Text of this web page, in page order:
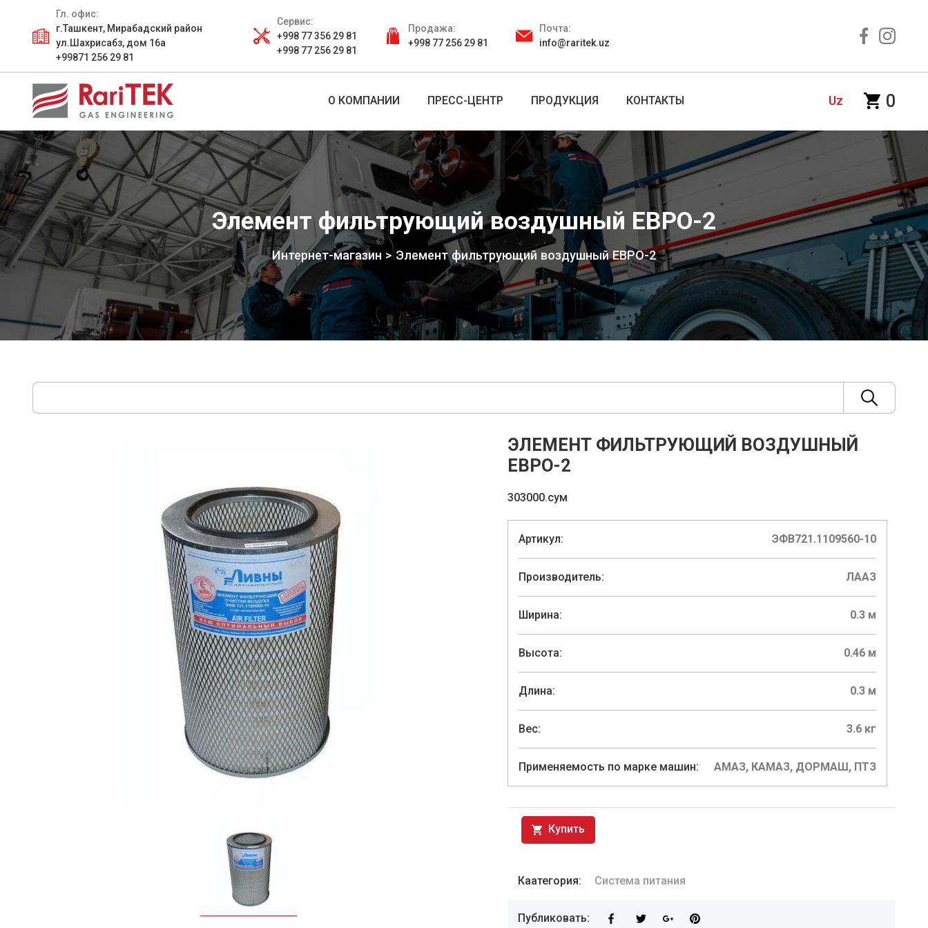
Гл. офис:
г.Ташкент, Мирабадский район
ул.Шахрисабз, дом 16а
+99871 256 29 81
Сервис:
+998 77 356 29 81
+998 77 256 29 81
Продажа:
+998 77 256 29 81
Почта:
info@raritek.uz
О КОМПАНИИ ПРЕСС-ЦЕНТР ПРОДУКЦИЯ КОНТАКТЫ Uz 0
Элемент фильтрующий воздушный ЕВРО-2
Интернет-магазин Элемент фильтрующий воздушный ЕВРО-2
ЭЛЕМЕНТ ФИЛЬТРУЮЩИЙ ВОЗДУШНЫЙ
ЕВРО-2
303000.сум
Артикул: ЭФВ721.1109560-10
Производитель: ЛААЗ
Ширина: 0.3 м
Высота: 0.46 м
Длина: 0.3 м
Вес: 3.6 кг
Применяемость по марке машин: АМАЗ, КАМАЗ, ДОРМАШ, ПТЗ
Купить
Каатегория: Система питания
Публиковать: